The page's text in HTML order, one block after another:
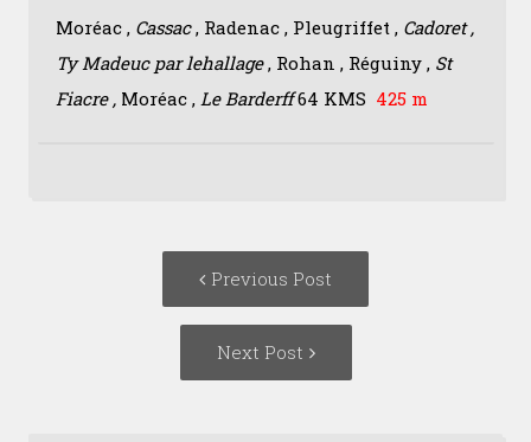
Moréac , Cassac, Radenac , Pleugriffet , Cadoret ,
Ty Madeuc par lehallage, Rohan , Réguiny ,St
Fiacre ,Moréac ,Le Barderff64 KMS 425 m
Previous Post
Next Post
Post: